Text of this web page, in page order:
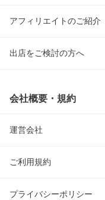
アフィリエイトのご紹介
出店をご検討の方へ
会社概要・規約
運営会社
ご利用規約
プライバシーポリシー